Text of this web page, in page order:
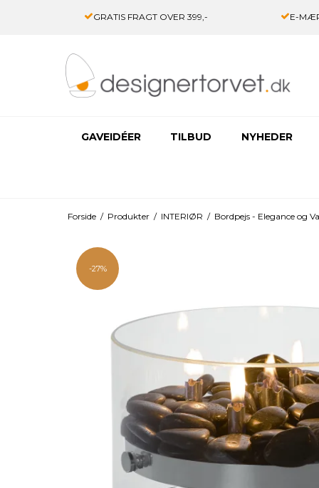
GRATIS FRAGT OVER 399,- E-
GAVEIDÉER TILBUD NYHEDER
Forside / Produkter / INTERIØR / Bordpejs - Elegance og
-27%